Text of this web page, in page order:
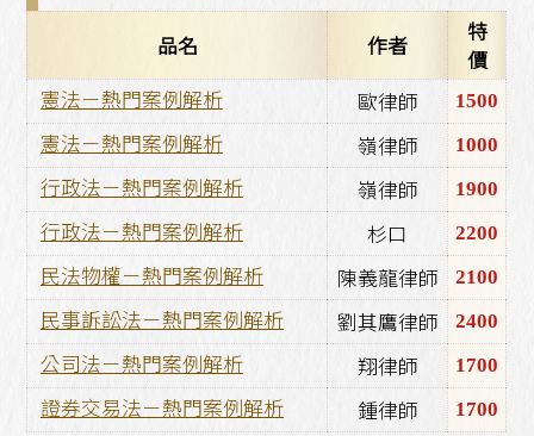
品名 作者
特
價
憲法－熱門案例解析
歐律師
1500
憲法－熱門案例解析
嶺律師
1000
行政法－熱門案例解析
嶺律師
1900
行政法－熱門案例解析
杉口
2200
民法物權－熱門案例解析
陳義龍律師
2100
民事訴訟法－熱門案例解析
劉其鷹律師
2400
公司法－熱門案例解析
翔律師
1700
證券交易法－熱門案例解析
鍾律師 1700